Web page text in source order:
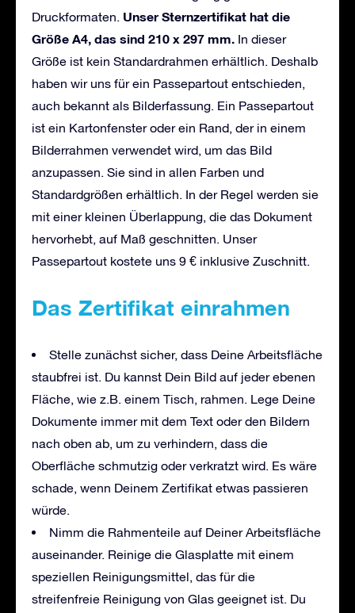
Druckformaten. Unser Sternzertifikat hat die
Größe A4, das sind 210 x 297 mm. In dieser
Größe ist kein Standardrahmen erhältlich. Deshalb
haben wir uns für ein Passepartout entschieden,
auch bekannt als Bilderfassung. Ein Passepartout
ist ein Kartonfenster oder ein Rand, der in einem
Bilderrahmen verwendet wird, um das Bild
anzupassen. Sie sind in allen Farben und
Standardgrößen erhältlich. In der Regel werden sie
mit einer kleinen Überlappung, die das Dokument
hervorhebt, auf Maß geschnitten. Unser
Passepartout kostete uns 9 € inklusive Zuschnitt.
Das Zertifikat einrahmen
Stelle zunächst sicher, dass Deine Arbeitsfläche
staubfrei ist. Du kannst Dein Bild auf jeder ebenen
Fläche, wie z.B. einem Tisch, rahmen. Lege Deine
Dokumente immer mit dem Text oder den Bildern
nach oben ab, um zu verhindern, dass die
Oberfläche schmutzig oder verkratzt wird. Es wäre
schade, wenn Deinem Zertifikat etwas passieren
würde.
Nimm die Rahmenteile auf Deiner Arbeitsfläche
auseinander. Reinige die Glasplatte mit einem
speziellen Reinigungsmittel, das für die
streifenfreie Reinigung von Glas geeignet ist. Du